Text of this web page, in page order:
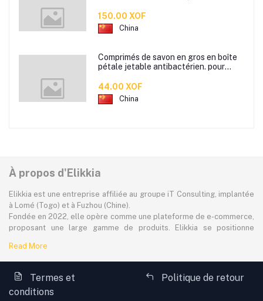
80g
150.00 XOF
China
Comprimés de savon en gros en boîte
pétale jetable antibactérien. pour
des mini comprimés de lavage des
mains en papier savon
44.00 XOF
China
À propos d'Elikkia
Elikkia est une entreprise affiliée au groupe iT Consulting, implantée
à Lomé (Togo) et à Fuzhou (Chine).
Fondée en 2022, elle opère comme une plateforme de e-commerce,
proposant une large gamme de produits. Elikkia se positionne
offrant à la fois la possibilité d'acheter localement et directement
depuis la Chine.
La plateforme dessert à plus de 80% le marché africain
francophone, avec une attention particulière portée à l'accessibilité,
aux réalités locales et aux besoins spécifiques des consommateurs.
Read More
Termes et
conditions
Politique de retour